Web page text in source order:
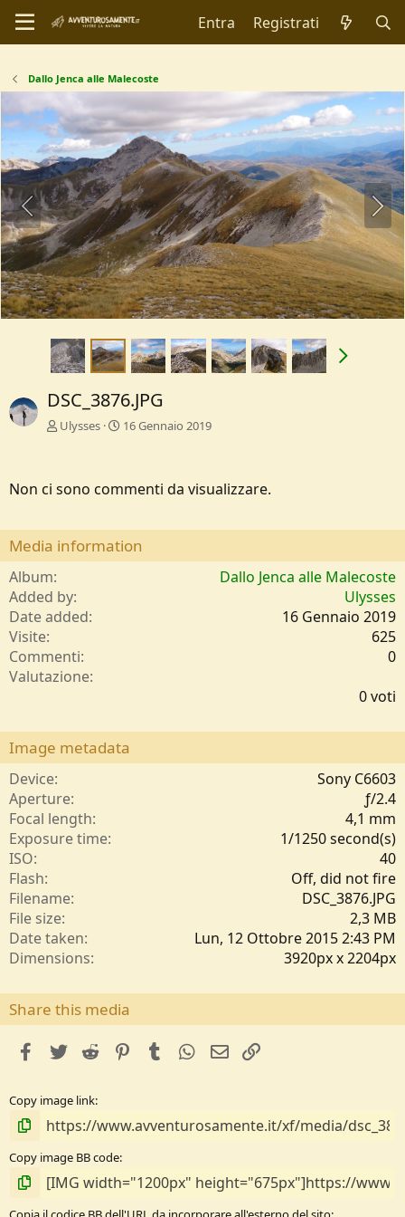
Entra Registrati
Dallo Jenca alle Malecoste
DSC_3876.JPG
Ulysses 16 Gennaio 2019
Non ci sono commenti da visualizzare.
Media information
Album
Dallo Jenca alle Malecoste
Added by
Ulysses
Date added
16 Gennaio 2019
Visite
625
Commenti
0
Valutazione
0
t
e
l
/
a
0 voti
Image metadata
Device
Sony C6603
Aperture
ƒ/2.4
Focal length
4,1 mm
Exposure time
1/1250 second(s)
ISO
40
Flash
Off, did not fire
Filename
DSC_3876.JPG
File size
2,3 MB
Date taken
Lun, 12 Ottobre 2015 2:43 PM
Dimensions
3920px x 2204px
Share this media
facebookTwitterReddit PinterestTumblrWhatsApp
e-mail
Copy image link
Copy image BB code